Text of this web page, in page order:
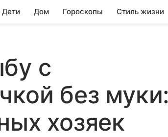
Дом Гороскопы Стиль жизни
с
без муки:
хозяек